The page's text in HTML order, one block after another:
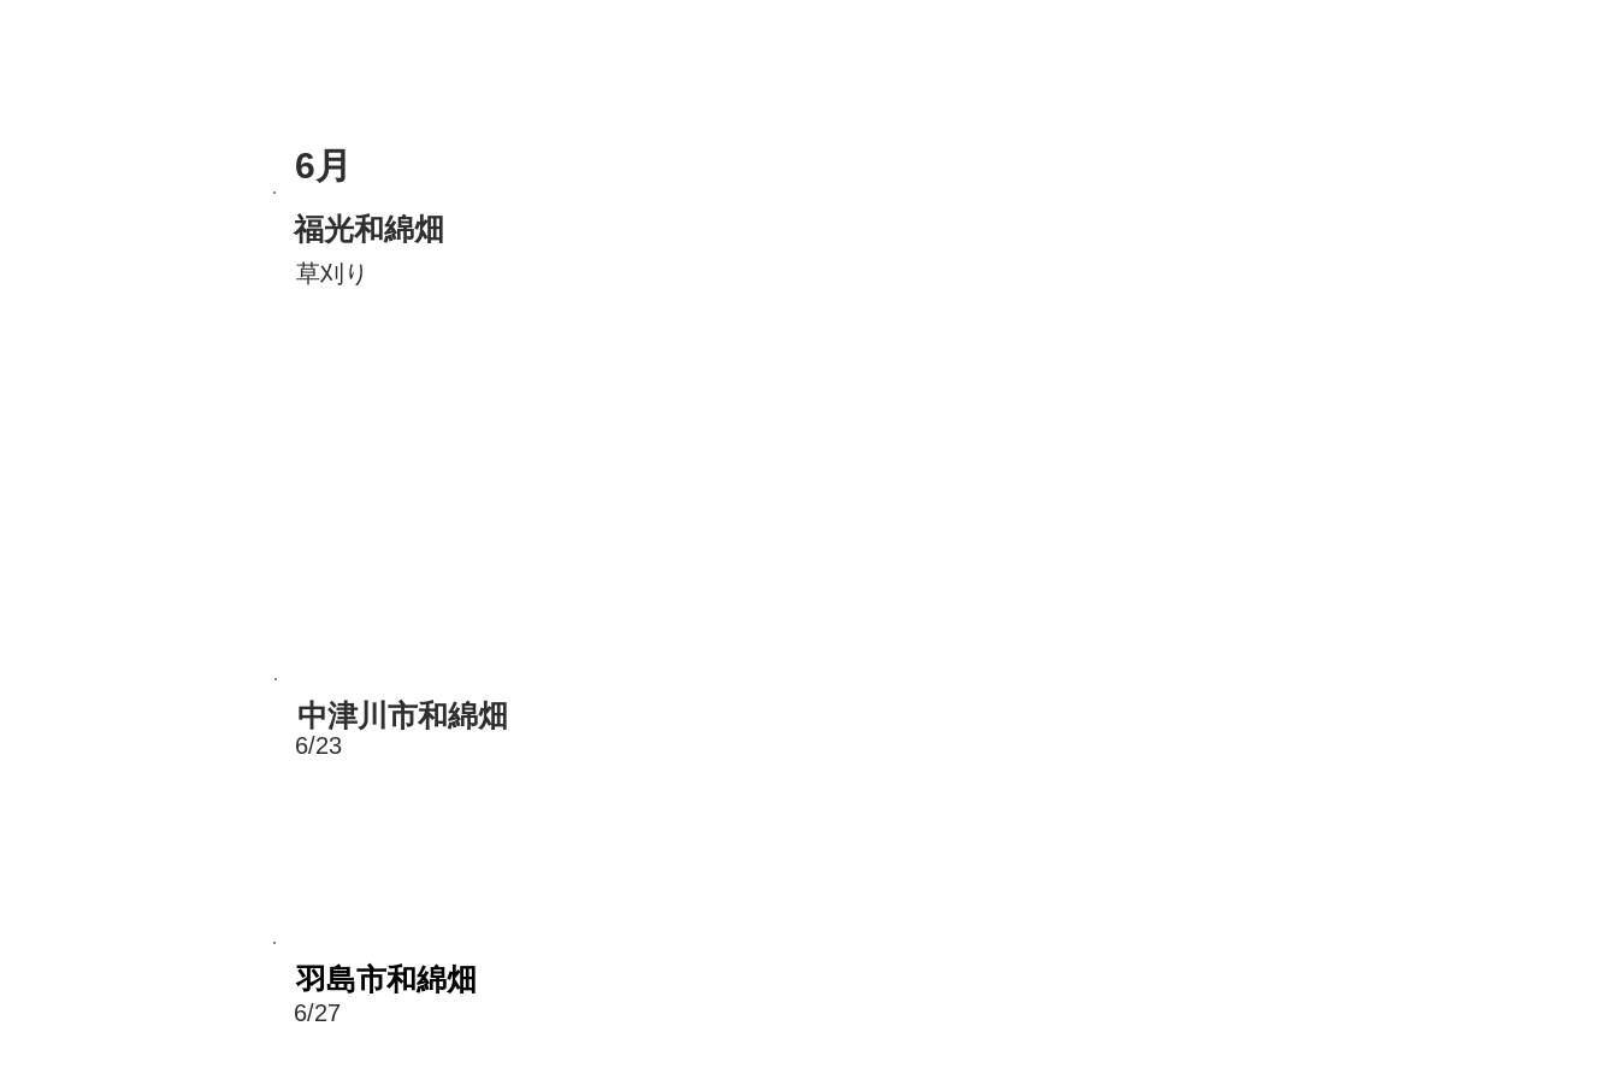
6月
福光和綿畑
草刈り
中津川市和綿畑
6/23
羽島市和綿畑
6/27